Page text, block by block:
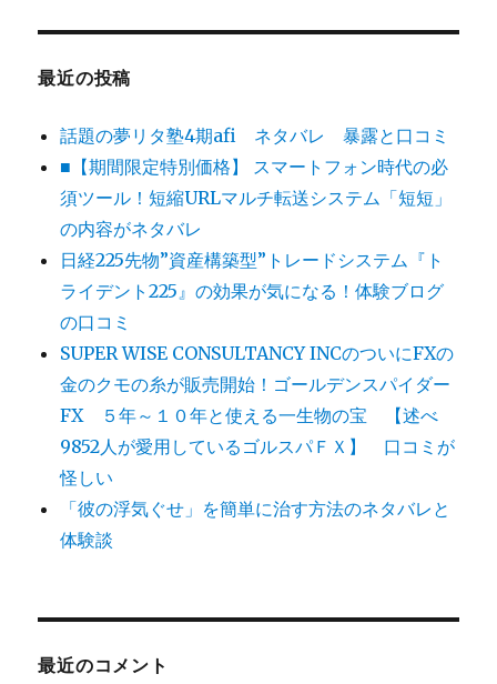
最近の投稿
話題の夢リタ塾4期afi ネタバレ 暴露と口コミ
■【期間限定特別価格】 スマートフォン時代の必
須ツール！短縮URLマルチ転送システム「短短」
の内容がネタバレ
日経225先物”資産構築型”トレードシステム『ト
ライデント225』の効果が気になる！体験ブログ
の口コミ
SUPER WISE CONSULTANCY INCのついにFXの
金のクモの糸が販売開始！ゴールデンスパイダー
FX ５年～１０年と使える一生物の宝 【述べ
9852人が愛用しているゴルスパＦＸ】 口コミが
怪しい
「彼の浮気ぐせ」を簡単に治す方法のネタバレと
体験談
最近のコメント